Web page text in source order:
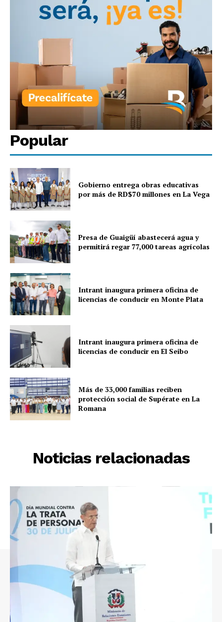
Popular
Gobierno entrega obras educativas
por más de RD$70 millones en La Vega
Presa de Guaigüí abastecerá agua y
permitirá regar 77,000 tareas agrícolas
Intrant inaugura primera oficina de
licencias de conducir en Monte Plata
Intrant inaugura primera oficina de
licencias de conducir en El Seibo
Más de 33,000 familias reciben
protección social de Supérate en La
Romana
Noticias relacionadas